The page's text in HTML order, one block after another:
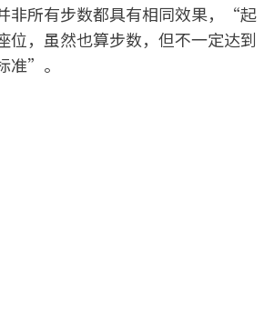
非所有步数都具有相同效果，“起
位，虽然也算步数，但不一定达到
准”。